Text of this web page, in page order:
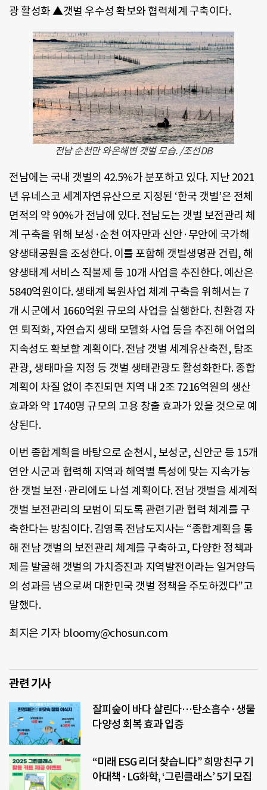
광 활성화 ▲갯벌 우수성 확보와 협력체계 구축이다.
전남 순천만 와온해변 갯벌 모습. /조선DB
전남에는 국내 갯벌의 42.5%가 분포하고 있다. 지난 2021
년 유네스코 세계자연유산으로 지정된 ‘한국 갯벌’은 전체
면적의 약 90%가 전남에 있다. 전남도는 갯벌 보전관리 체
계 구축을 위해 보성·순천 여자만과 신안·무안에 국가해
양생태공원을 조성한다. 이를 포함해 갯벌생명관 건립, 해
양생태계 서비스 직불제 등 10개 사업을 추진한다. 예산은
5840억원이다. 생태계 복원사업 체계 구축을 위해서는 7
개 시군에서 1660억원 규모의 사업을 실행한다. 친환경 자
연 퇴적화, 자연습지 생태 모델화 사업 등을 추진해 어업의
지속성도 확보할 계획이다. 전남 갯벌 세계유산축전, 탐조
관광, 생태마을 지정 등 갯벌 생태관광도 활성화한다. 종합
계획이 차질 없이 추진되면 지역 내 2조 7216억원의 생산
효과와 약 1740명 규모의 고용 창출 효과가 있을 것으로 예
상된다.
이번 종합계획을 바탕으로 순천시, 보성군, 신안군 등 15개
연안 시군과 협력해 지역과 해역별 특성에 맞는 지속가능
한 갯벌 보전·관리에도 나설 계획이다. 전남 갯벌을 세계적
갯벌 보전관리의 모범이 되도록 관련기관 협력 체계를 구
축한다는 방침이다. 김영록 전남도지사는 “종합계획을 통
해 전남 갯벌의 보전관리 체계를 구축하고, 다양한 정책과
제를 발굴해 갯벌의 가치증진과 지역발전이라는 일거양득
의 성과를 냄으로써 대한민국 갯벌 정책을 주도하겠다”고
말했다.
최지은 기자 bloomy@chosun.com
관련 기사
잘피숲이 바다 살린다…탄소흡수·생물
다양성 회복 효과 입증
“미래 ESG 리더 찾습니다” 희망친구 기
아대책·LG화학, ‘그린클래스’ 5기 모집